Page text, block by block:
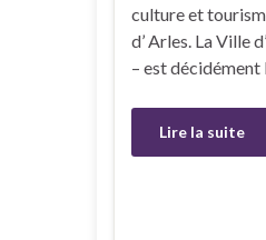
culture et
d’ Arles. La Ville
– est
Lire la suite